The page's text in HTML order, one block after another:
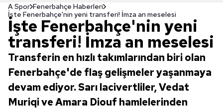
A Spor Fenerbahçe Haberleri
İşte Fenerbahçe'nin yeni transferi! İmza an meselesi
İşte Fenerbahçe'nin yeni
transferi! İmza an meselesi
Transferin en hızlı takımlarından biri olan
Fenerbahçe'de flaş gelişmeler yaşanmaya
devam ediyor. Sarı lacivertliler, Vedat
Muriqi ve Amara Diouf hamlelerinden